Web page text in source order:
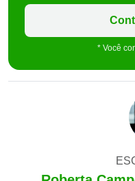
* Você